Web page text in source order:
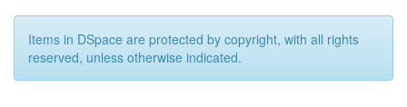
Items in DSpace are protected by copyright, with all rights
reserved, unless otherwise indicated.